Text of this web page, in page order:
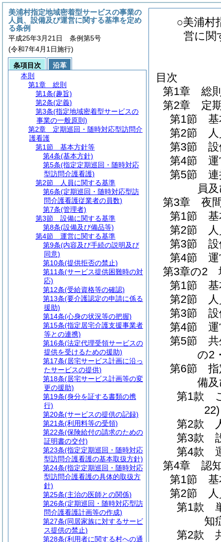
○美浦村
営に関
目次
第1章
総
第2章
定
第1節
第2節
第3節
第4節
第5節
員
第3章
夜
第1節
第2節
第3節
第4節
第3章の2
第1節
第2節
第3節
第4節
第5節
の2
第6節
備
第1款
22)
第2款
第3款
第4款
第4章
認
第1節
第2節
第1款
知
第2款
美浦村指定地域密着型サービスの事業の
人員、設備及び運営に関する基準を定め
る条例
平成25年3月21日 条例第5号
(令和7年4月1日施行)
条項目次
沿革
本則
第1章
総則
第1条(趣旨)
第2条(定義)
第3条(指定地域密着型サービスの
事業の一般原則)
第2章
定期巡回・随時対応型訪問介
護看護
第1節
基本方針等
第4条(基本方針)
第5条(指定定期巡回・随時対応
型訪問介護看護)
第2節
人員に関する基準
第6条(定期巡回・随時対応型訪
問介護看護従業者の員数)
第7条(管理者)
第3節
設備に関する基準
第8条(設備及び備品等)
第4節
運営に関する基準
第9条(内容及び手続の説明及び
同意)
第10条(提供拒否の禁止)
第11条(サービス提供困難時の対
応)
第12条(受給資格等の確認)
第13条(要介護認定の申請に係る
援助)
第14条(心身の状況等の把握)
第15条(指定居宅介護支援事業者
等との連携)
第16条(法定代理受領サービスの
提供を受けるための援助)
第17条(居宅サービス計画に沿っ
たサービスの提供)
第18条(居宅サービス計画等の変
更の援助)
第19条(身分を証する書類の携
行)
第20条(サービスの提供の記録)
第21条(利用料等の受領)
第22条(保険給付の請求のための
証明書の交付)
第23条(指定定期巡回・随時対応
型訪問介護看護の基本取扱方針)
第24条(指定定期巡回・随時対応
型訪問介護看護の具体的取扱方
針)
第25条(主治の医師との関係)
第26条(定期巡回・随時対応型訪
問介護看護計画等の作成)
第27条(同居家族に対するサービ
ス提供の禁止)
第28条(利用者に関する村への通